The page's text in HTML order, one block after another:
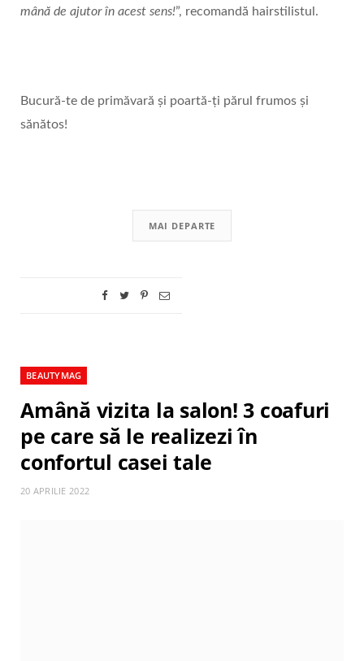
mână de ajutor în acest sens!”, recomandă hairstilistul.
Bucură-te de primăvară și poartă-ți părul frumos și
sănătos!
MAI DEPARTE
BEAUTYMAG
Amână vizita la salon! 3 coafuri
pe care să le realizezi în
confortul casei tale
20 APRILIE 2022